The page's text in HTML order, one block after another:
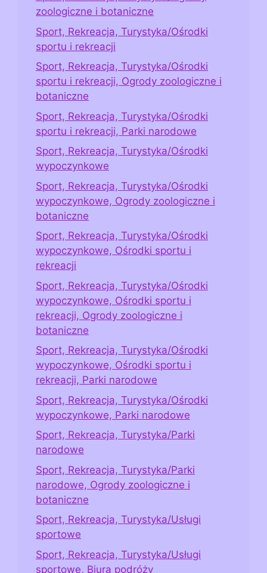
zoologiczne i botaniczne
Sport, Rekreacja, Turystyka/Ośrodki
sportu i rekreacji
Sport, Rekreacja, Turystyka/Ośrodki
sportu i rekreacji, Ogrody zoologiczne i
botaniczne
Sport, Rekreacja, Turystyka/Ośrodki
sportu i rekreacji, Parki narodowe
Sport, Rekreacja, Turystyka/Ośrodki
wypoczynkowe
Sport, Rekreacja, Turystyka/Ośrodki
wypoczynkowe, Ogrody zoologiczne i
botaniczne
Sport, Rekreacja, Turystyka/Ośrodki
wypoczynkowe, Ośrodki sportu i
rekreacji
Sport, Rekreacja, Turystyka/Ośrodki
wypoczynkowe, Ośrodki sportu i
rekreacji, Ogrody zoologiczne i
botaniczne
Sport, Rekreacja, Turystyka/Ośrodki
wypoczynkowe, Ośrodki sportu i
rekreacji, Parki narodowe
Sport, Rekreacja, Turystyka/Ośrodki
wypoczynkowe, Parki narodowe
Sport, Rekreacja, Turystyka/Parki
narodowe
Sport, Rekreacja, Turystyka/Parki
narodowe, Ogrody zoologiczne i
botaniczne
Sport, Rekreacja, Turystyka/Usługi
sportowe
Sport, Rekreacja, Turystyka/Usługi
sportowe, Biura podróży